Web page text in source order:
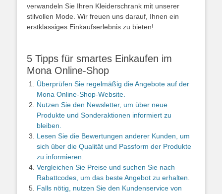
verwandeln Sie Ihren Kleiderschrank mit unserer
stilvollen Mode. Wir freuen uns darauf, Ihnen ein
erstklassiges Einkaufserlebnis zu bieten!
5 Tipps für smartes Einkaufen im
Mona Online-Shop
Überprüfen Sie regelmäßig die Angebote auf der
Mona Online-Shop-Website.
Nutzen Sie den Newsletter, um über neue
Produkte und Sonderaktionen informiert zu
bleiben.
Lesen Sie die Bewertungen anderer Kunden, um
sich über die Qualität und Passform der Produkte
zu informieren.
Vergleichen Sie Preise und suchen Sie nach
Rabattcodes, um das beste Angebot zu erhalten.
Falls nötig, nutzen Sie den Kundenservice von